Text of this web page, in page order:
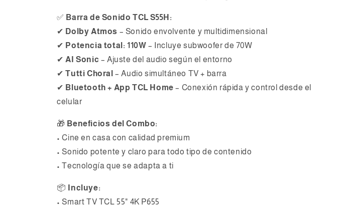
✅ Barra de Sonido TCL S55H:
✔ Dolby Atmos – Sonido envolvente y multidimensional
✔ Potencia total: 110W – Incluye subwoofer de 70W
✔ AI Sonic – Ajuste del audio según el entorno
✔Tutti Choral – Audio simultáneo TV + barra
✔ Bluetooth + App TCL Home – Conexión rápida y control desde el
celular
🎁 Beneficios del Combo:
• Cine en casa con calidad premium
• Sonido potente y claro para todo tipo de contenido
• Tecnología que se adapta a ti
📦
Incluye:
• Smart TV TCL 55" 4K P655